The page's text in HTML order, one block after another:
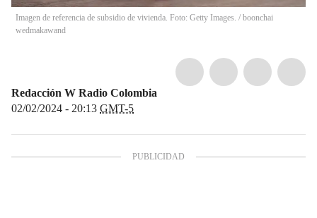
Imagen de referencia de subsidio de vivienda. Foto: Getty Images. / boonchai
wedmakawand
Redacción W Radio Colombia
02/02/2024 - 20:13 GMT-5